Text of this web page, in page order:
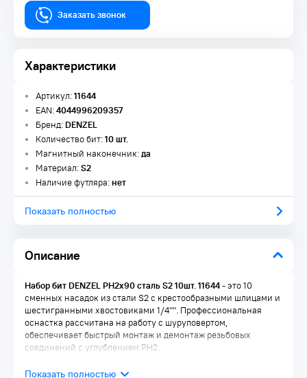
Заказать звонок
Характеристики
Описание
Артикул:11644
EAN:4044996209357
Бренд:DENZEL
Количество бит:10 шт.
Магнитный наконечник:да
Материал:S2
Наличие футляра:нет
Показать полностью
Набор бит DENZEL PH2х90 сталь S2 10шт. 11644- это 10
сменных насадок из стали S2 с крестообразными шлицами и
шестигранными хвостовиками 1/4"". Профессиональная
оснастка рассчитана на работу с шуруповертом,
обеспечивает быстрый монтаж и демонтаж резьбовых
соединений с углублением PH2.